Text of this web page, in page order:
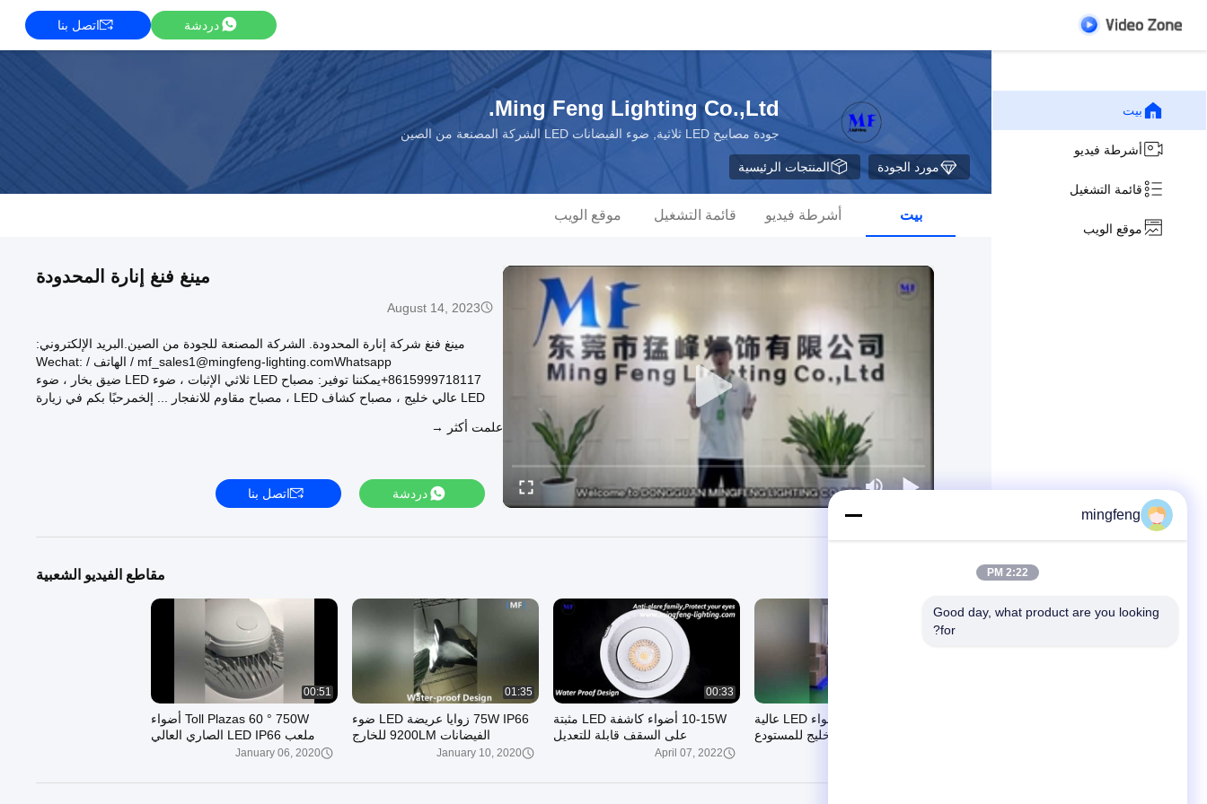
دردشة اتصل بنا
بيت
أشرطة فيديو
قائمة التشغيل
موقع الويب
Ming Feng Lighting Co.,Ltd.
جودة مصابيح LED ثلاثية, ضوء الفيضانات LED الشركة المصنعة من الصين
مورد الجودة المنتجات الرئيسية
بيت أشرطة فيديو قائمة التشغيل موقع الويب
مينغ فنغ إنارة المحدودة
August 14, 2023
مينغ فنغ شركة إنارة المحدودة. الشركة المصنعة للجودة من الصين.البريد الإلكتروني:
mf_sales1@mingfeng-lighting.comWhatsapp / الهاتف / Wechat:
+8615999718117يمكننا توفير: مصباح LED ثلاثي الإثبات ، ضوء LED ضيق بخار ، ضوء
LED عالي خليج ، مصباح كشاف LED ، مصباح مقاوم للانفجار ... إلخمرحبًا بكم في زيارة
علمت أكثر →
دردشة اتصل بنا
مقاطع الفيديو الشعبية
150W IP65 للماء أضواء LED عالية
خليج للمستودع
00:33
10-15W أضواء كاشفة LED مثبتة
على السقف قابلة للتعديل
April 07, 2022
01:35
75W IP66 زوايا عريضة LED ضوء
الفيضانات 9200LM للخارج
January 10, 2020
00:51
Toll Plazas 60 ° 750W أضواء
ملعب LED IP66 الصاري العالي
January 06, 2020
mingfeng
2:22 PM
Good day, what product are you looking
for?